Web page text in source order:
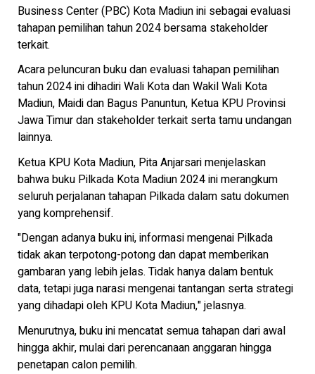
Business Center (PBC) Kota Madiun ini sebagai evaluasi
tahapan pemilihan tahun 2024 bersama stakeholder
terkait.
Acara peluncuran buku dan evaluasi tahapan pemilihan
tahun 2024 ini dihadiri Wali Kota dan Wakil Wali Kota
Madiun, Maidi dan Bagus Panuntun, Ketua KPU Provinsi
Jawa Timur dan stakeholder terkait serta tamu undangan
lainnya.
Ketua KPU Kota Madiun, Pita Anjarsari menjelaskan
bahwa buku Pilkada Kota Madiun 2024 ini merangkum
seluruh perjalanan tahapan Pilkada dalam satu dokumen
yang komprehensif.
"Dengan adanya buku ini, informasi mengenai Pilkada
tidak akan terpotong-potong dan dapat memberikan
gambaran yang lebih jelas. Tidak hanya dalam bentuk
data, tetapi juga narasi mengenai tantangan serta strategi
yang dihadapi oleh KPU Kota Madiun," jelasnya.
Menurutnya, buku ini mencatat semua tahapan dari awal
hingga akhir, mulai dari perencanaan anggaran hingga
penetapan calon pemilih.